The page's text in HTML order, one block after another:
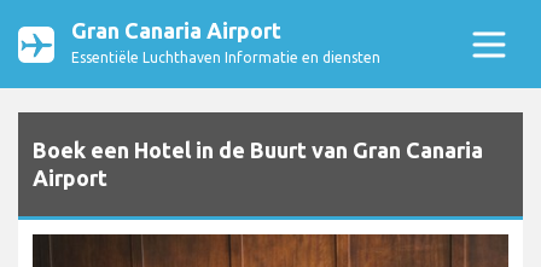
Gran Canaria Airport
Essentiële Luchthaven Informatie en diensten
Boek een Hotel in de Buurt van Gran Canaria
Airport